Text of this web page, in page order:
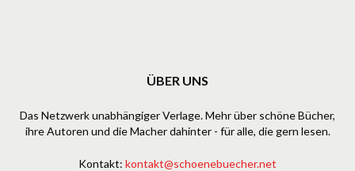
ÜBER UNS
Das Netzwerk unabhängiger Verlage. Mehr über schöne Bücher,
ihre Autoren und die Macher dahinter - für alle, die gern lesen.
Kontakt: kontakt@schoenebuecher.net